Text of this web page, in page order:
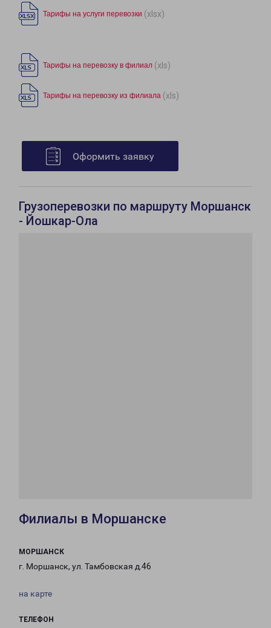
Тарифы на услуги перевозки (xlsx)
Тарифы на перевозку в филиал (xls)
Тарифы на перевозку из филиала (xls)
Оформить заявку
Грузоперевозки по маршруту Моршанск
- Йошкар-Ола
Филиалы в Моршанске
МОРШАНСК
г. Моршанск, ул. Тамбовская д.46
на карте
ТЕЛЕФОН